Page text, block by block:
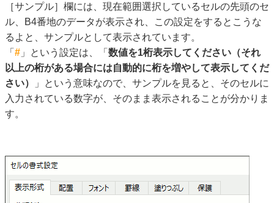
［サンプル］欄には、現在範囲選択しているセルの先頭のセ
ル、B4番地のデータが表示され、この設定をするとこうな
るよと、サンプルとして表示されています。
「 # 」という設定は、「 数値を1桁表示してください（それ
以上の桁がある場合には自動的に桁を増やして表示してくだ
さい）
」という意味なので、サンプルを見ると、そのセルに
入力されている数字が、そのまま表示されることが分かりま
す。